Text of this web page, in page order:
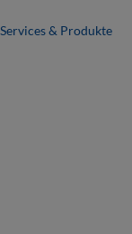
Services & Produkte